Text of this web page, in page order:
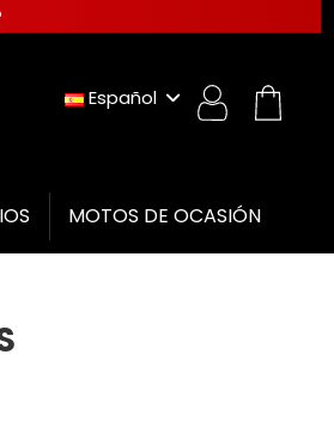
Español
MOTOS DE OCASIÓN